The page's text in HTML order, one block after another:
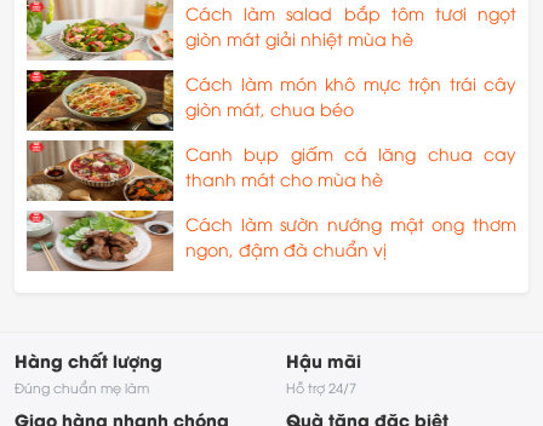
Cách làm salad bắp tôm tươi ngọt
giòn mát giải nhiệt mùa hè
Cách làm món khô mực trộn trái cây
giòn mát, chua béo
Canh bụp giấm cá lăng chua cay
thanh mát cho mùa hè
Cách làm sườn nướng mật ong thơm
ngon, đậm đà chuẩn vị
Hàng chất lượng
Đúng chuẩn mẹ làm
Hậu mãi
Hỗ trợ 24/7
Giao hàng nhanh chóng Quà tặng đặc biệt